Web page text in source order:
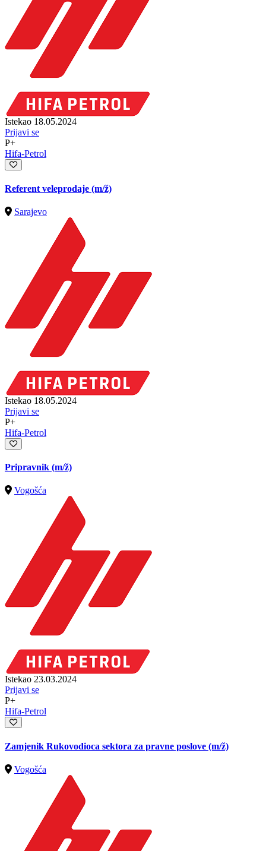
Istekao 18.05.2024
Prijavi se
P+
Hifa-Petrol
Referent veleprodaje (m/ž)
Sarajevo
Istekao 18.05.2024
Prijavi se
P+
Hifa-Petrol
Pripravnik (m/ž)
Vogošća
Istekao 23.03.2024
Prijavi se
P+
Hifa-Petrol
Zamjenik Rukovodioca sektora za pravne poslove (m/ž)
Vogošća